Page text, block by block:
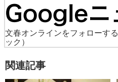
文春オンラインをフォローする
ック）
関連記事